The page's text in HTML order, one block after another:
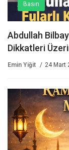
Basın
Abdullah
Dikkatleri
Emin Yiğit 24 Mart